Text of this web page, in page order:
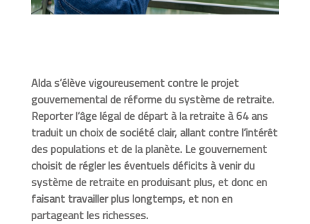
Alda s’élève vigoureusement contre le projet
gouvernemental de réforme du système de retraite.
Reporter l’âge légal de départ à la retraite à 64 ans
traduit un choix de société clair, allant contre l’intérêt
des populations et de la planète. Le gouvernement
choisit de régler les éventuels déficits à venir du
système de retraite en produisant plus, et donc en
faisant travailler plus longtemps, et non en
partageant les richesses.